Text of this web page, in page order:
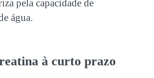
pela capacidade de
água.
à curto prazo